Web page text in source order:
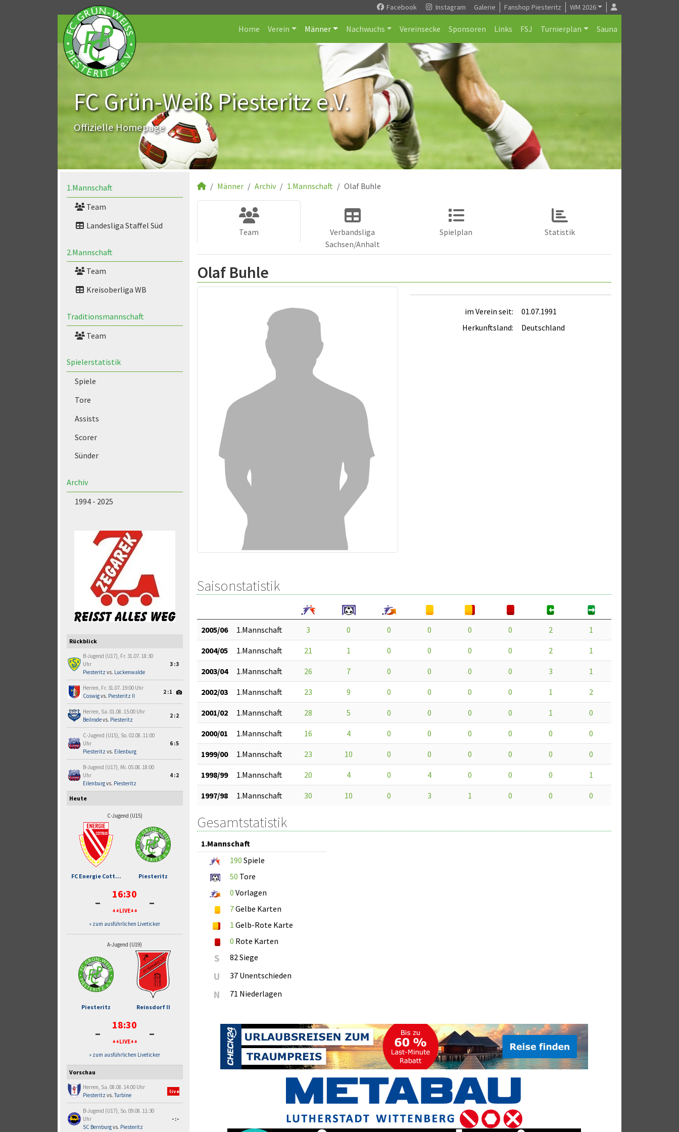
Facebook Instagram Galerie Fanshop Piesteritz WM 2026
Home Verein Männer Nachwuchs Vereinsecke Sponsoren Links FSJ Turnierplan Sauna
FC Grün-Weiß Piesteritz e.V.
Offizielle Homepage
1.Mannschaft
Team
Landesliga Staffel Süd
2.Mannschaft
Team
Kreisoberliga WB
Traditionsmannschaft
Team
Spielerstatistik
Spiele
Tore
Assists
Scorer
Sünder
Archiv
1994 - 2025
Rückblick
B-Jugend (U17), Fr. 31.07. 18:30
Uhr
Piesteritz vs. Luckenwalde
3:3
Herren, Fr. 31.07. 19:00 Uhr
Coswigvs. Piesteritz II
2:1
Herren, Sa. 01.08. 15:00 Uhr
Beilrodevs. Piesteritz
2:2
C-Jugend (U15), So. 02.08. 11:00
Uhr
Piesteritz vs. Eilenburg
6:5
B-Jugend (U17), Mi. 05.08. 18:00
Uhr
Eilenburgvs. Piesteritz
4:2
Heute
C-Jugend (U15)
FC Energie Cott... Piesteritz
- 16:30
++LIVE++ -
» zum ausführlichen Liveticker
A-Jugend (U19)
Piesteritz Reinsdorf II
- 18:30
++LIVE++ -
» zum ausführlichen Liveticker
Vorschau
Herren, Sa. 08.08. 14:00 Uhr
Piesteritz vs.Turbine
live
B-Jugend (U17), So. 09.08. 11:30
Uhr
SC Bernburgvs. Piesteritz
-:-
Männer Archiv 1.Mannschaft Olaf Buhle
Team
Verbandsliga
Sachsen/Anhalt
Spielplan Statistik
Olaf Buhle
im Verein seit:
01.07.1991
Herkunftsland:
Deutschland
Saisonstatistik
2005/06 1.Mannschaft 3 0 0 0 0 0 2 1
2004/05 1.Mannschaft 21 1 0 0 0 0 2 1
2003/04 1.Mannschaft 26 7 0 0 0 0 3 1
2002/03 1.Mannschaft 23 9 0 0 0 0 1 2
2001/02 1.Mannschaft 28 5 0 0 0 0 1 0
2000/01 1.Mannschaft 16 4 0 0 0 0 0 0
1999/00 1.Mannschaft 23 10 0 0 0 0 0 0
1998/99 1.Mannschaft 20 4 0 4 0 0 0 1
1997/98 1.Mannschaft 30 10 0 3 1 0 0 0
Gesamtstatistik
1.Mannschaft
190 Spiele
50 Tore
0 Vorlagen
7Gelbe Karten
1 Gelb-Rote Karte
0 Rote Karten
S 82 Siege
U 37 Unentschieden
N 71 Niederlagen